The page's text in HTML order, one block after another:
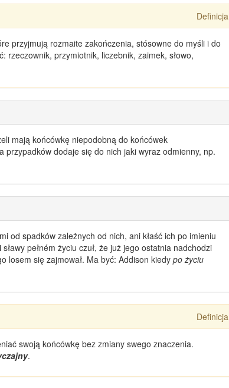
Definicja
przyjmują rozmaite zakończenia, stósowne do myśli i do
rzeczownik, przymiotnik, liczebnik, zaimek, słowo,
mają końcówkę niepodobną do końcówek
przypadków dodaje się do nich jaki wyraz odmienny, np.
od spadków zależnych od nich, ani kłaść ich po imieniu
pełném życiu czuł, że już jego ostatnia nadchodzi
losem się zajmował. Ma być: Addison kiedy po życiu
Definicja
swoją końcówkębez zmiany swego znaczenia.
.